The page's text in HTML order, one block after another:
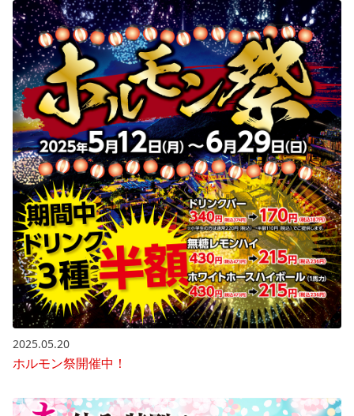
2025.05.20
ホルモン祭開催中！